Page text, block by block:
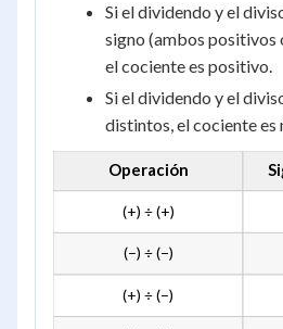
Si el dividendo y el
signo (ambos positivos
el cociente es positivo.
Si el dividendo y el
distintos, el cociente es
Operación
(+) ÷ (+)
(−) ÷ (−)
(+) ÷ (−)